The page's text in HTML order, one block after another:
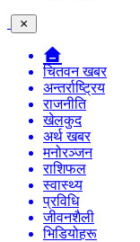
चितवन खबर
अन्तर्राष्ट्रिय
राजनीति
खेलकुद
अर्थ खबर
मनोरञ्जन
राशिफल
स्वास्थ्य
प्रविधि
जीवनशैली
भिडियोहरू